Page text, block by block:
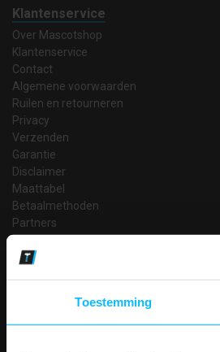
Toestemming
Klantenservice
Over Mascotshop
Klantenservice
Contact
Algemene voorwaarden
Ruilen en retourneren
Privacy
Verzenden
Garantie
Disclaimer
Maattabel
Betaalmethoden
Partners
Makkelijk shoppen
14 Dagen tijd om te herroepen
Betaalwijze